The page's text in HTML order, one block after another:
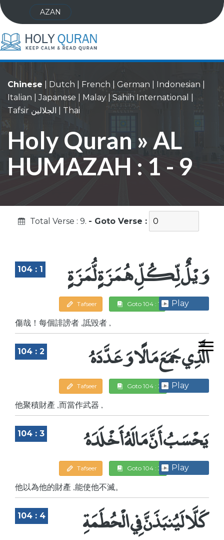
AZAN
Chinese Dutch French German Indonesian
Italian |Japanese Malay Sahih International
Tafsir الجلالين
Thai
Holy Quran » AL
HUMAZAH : 1 - 9
Total Verse : 9. - Goto Verse :
104 : 1 وَيْلٌ لِّكُلِّ هُمَزَةٍ لُّمَزَةٍ
Tafseer Goto 104 : 1 Play
傷哉！每個誹謗者 ,詆毀者 ,
104 : 2 الَّذِي جَمَعَ مَالًا وَعَدَّدَهُ
Tafseer Goto 104 : 2 Play
他聚積財產 ,而當作武器 ,
104 : 3 يَحْسَبُ أَنَّ مَالَهُ أَخْلَدَهُ
Tafseer Goto 104 : 3 Play
他以為他的財產 ,能使他不滅。
104 : 4 كَلَّا لَيُنبَذَنَّ فِي الْحُطَمَةِ